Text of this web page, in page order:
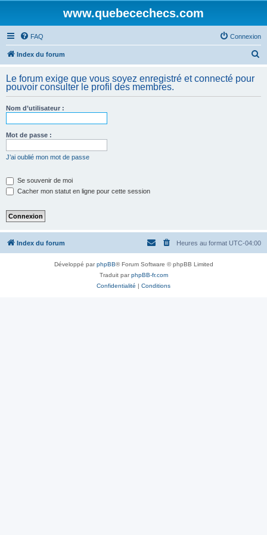
www.quebecechecs.com
FAQ Connexion
Index du forum
h
Le forum exige que vous soyez enregistré et connecté pour
pouvoir consulter le profil des membres.
Nom d’utilisateur :
Mot de passe :
J’ai oublié mon mot de passe
Se souvenir de moi
Cacher mon statut en ligne pour cette session
Index du forum Heures au format UTC-04:00
Développé parphpBB® Forum Software © phpBB Limited
Traduit parphpBB-fr.com
Confidentialité | Conditions